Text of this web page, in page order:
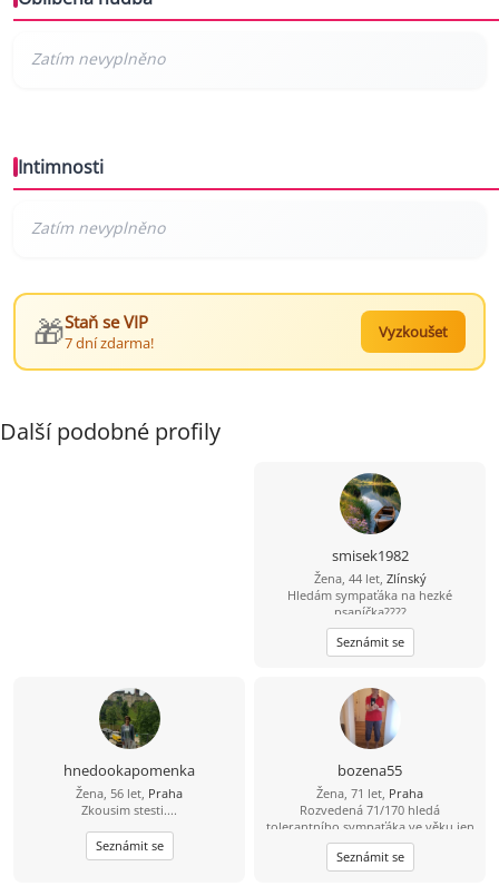
Intimnosti
🎁Staň se VIP
7 dní zdarma!
Vyzkoušet
Další podobné profily
smisek1982
Žena, 44 let, Zlínský
Hledám sympaťáka na hezké
psaníčka????
Seznámit se
hnedookapomenka
Žena, 56 let, Praha
Zkousim stesti....
Seznámit se
bozena55
Žena, 71 let, Praha
Rozvedená 71/170 hledá
tolerantního sympaťáka ve věku jen
od 69-74 let z Prahy a blízkého okolí,
abstinent a nekuřák vítán, FOTO
napoví, osobní setkání rozhodne. Na
Seznámit se